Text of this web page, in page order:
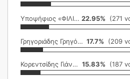
Υποψήφιος «ΦΙΛΙΚΗ ΕΤΑΙΡΕΙΑ» 22.95% (271
Γρηγοριάδης Γρηγόρης 17.7% (209
Κορεντσίδης Γιάννης 15.83% (187